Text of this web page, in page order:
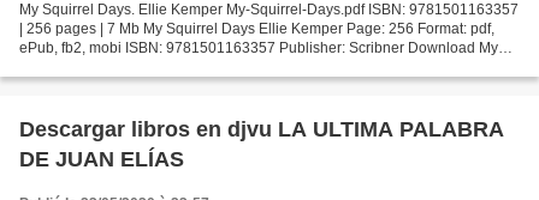
My Squirrel Days. Ellie Kemper My-Squirrel-Days.pdf ISBN: 9781501163357
| 256 pages | 7 Mb My Squirrel Days Ellie Kemper Page: 256 Format: pdf,
ePub, fb2, mobi ISBN: 9781501163357 Publisher: Scribner Download My
Descargar libros en djvu LA ULTIMA PALABRA
DE JUAN ELÍAS